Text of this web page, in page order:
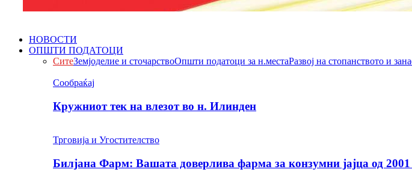
НОВОСТИ
ОПШТИ ПОДАТОЦИ
СитеЗемјоделие и сточарствоОпшти податоци за н.местаРазвој на стопанството и
Сообраќај
Кружниот тек на влезот во н. Илинден
Трговија и Угостителство
Билјана Фарм: Вашата доверлива фарма за конзумни јајца од 2001